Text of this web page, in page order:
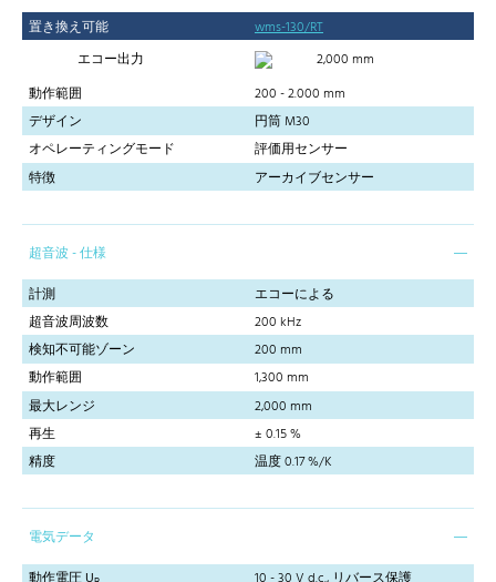
置き換え可能
wms-130/RT
エコー出力
2,000 mm
動作範囲
200 - 2.000 mm
デザイン
円筒 M30
オペレーティングモード
評価用センサー
特徴
アーカイブセンサー
超音波 - 仕様
計測
エコーによる
超音波周波数
200 kHz
検知不可能ゾーン
200 mm
動作範囲
1,300 mm
最大レンジ
2,000 mm
再生
± 0.15 %
精度
温度 0.17 %/K
電気データ